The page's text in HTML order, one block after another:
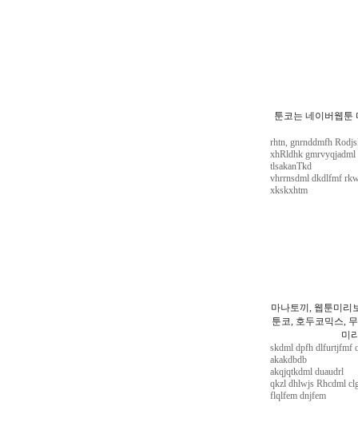
툰코는 네이버웹툰
rhtn, gnrnddmfh
xhRldhk
tlsakanTkd
vhrrnsdml dkdlfmf
xkskxhtm
마나토끼, 웹툰미리
툰코, 호두코믹스,
미
skdml dpfh dlfurtjfmf
akakdbdb
akqjqtkdml duaudrl
qkzl dhlwjs Rhcdml
flqlfem dnjfem